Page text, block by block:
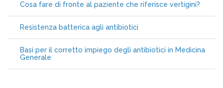
Cosa fare di fronte al paziente che riferisce vertigini?
Resistenza batterica agli antibiotici
Basi per il corretto impiego degli antibiotici in Medicina
Generale